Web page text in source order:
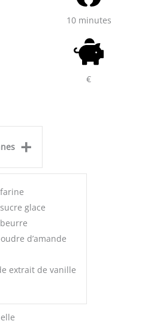
10 minutes
€
+
glace
d’amande
extrait de vanille